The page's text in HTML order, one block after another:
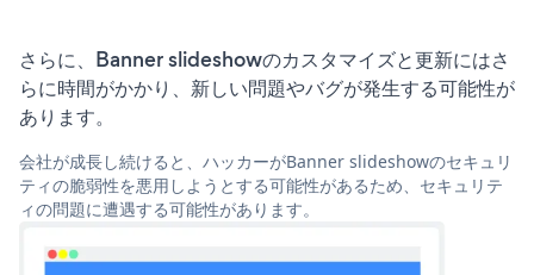
さらに、Banner slideshowのカスタマイズと更新にはさ
らに時間がかかり、新しい問題やバグが発生する可能性が
あります。
会社が成長し続けると、ハッカーがBanner slideshowのセキュリ
ティの脆弱性を悪用しようとする可能性があるため、セキュリテ
ィの問題に遭遇する可能性があります。